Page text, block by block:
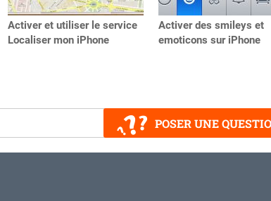
Activer et utiliser le service
Localiser mon iPhone
Activer des smileys et
emoticons sur iPhone
POSER UNE